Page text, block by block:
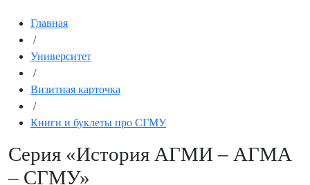
Главная
/
Университет
/
Визитная карточка
/
Книги и буклеты про СГМУ
Серия «История АГМИ – АГМА
– СГМУ»